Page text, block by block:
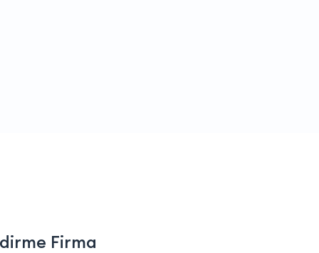
Firma